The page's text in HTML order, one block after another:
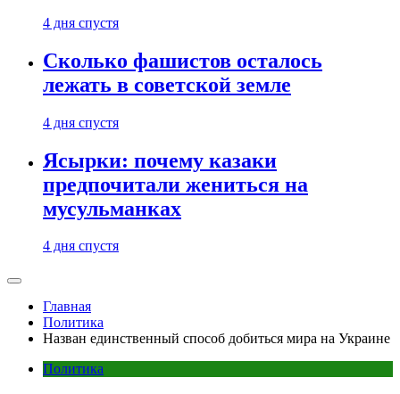
4 дня спустя
Сколько фашистов осталось
лежать в советской земле
4 дня спустя
Ясырки: почему казаки
предпочитали жениться на
мусульманках
4 дня спустя
Главная
Политика
Назван единственный способ добиться мира на Украине
Политика